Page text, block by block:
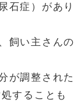
尿石症）があり
飼い主さんの
が調整された
することも